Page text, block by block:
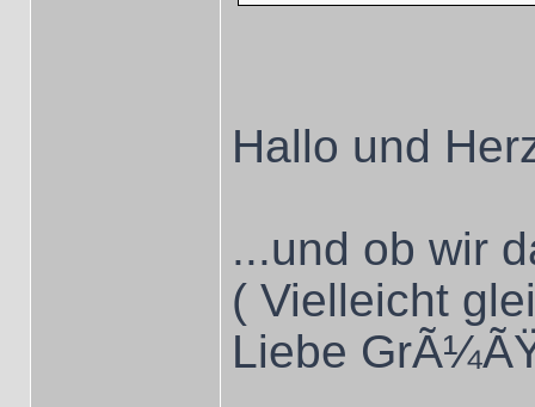
Hallo und
...und ob wir
( Vielleicht
Liebe